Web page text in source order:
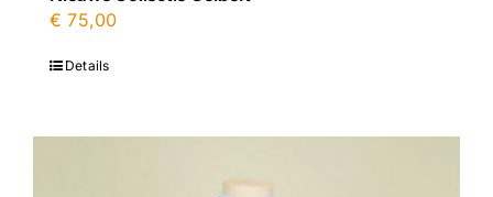
€ 75,00
Details